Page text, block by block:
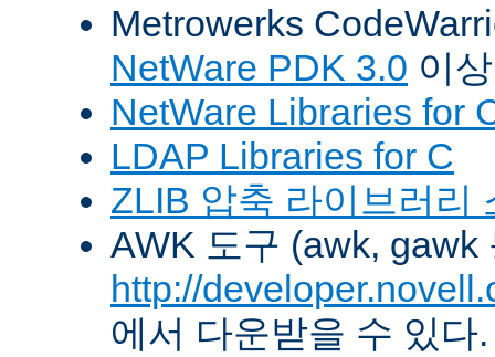
Metrowerks
NetWare PDK 3.0 이
NetWare Libraries for
LDAP Libraries for C
ZLIB 압축 라이브러리
AWK 도구 (awk, gawk
http://
에서 다운받을 수 있